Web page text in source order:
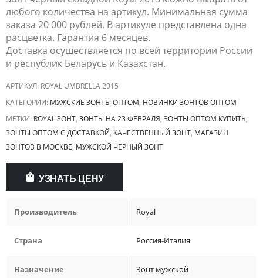
любого количества на артикул. Минимальная сумма
заказа 20 000 рублей. В артикуле представлена одна
расцветка. Гарантия 6 месяцев.
Доставка осуществляется по всей территории России
и республик Беларусь и Казахстан.
АРТИКУЛ: ROYAL UMBRELLA 2015
КАТЕГОРИИ: МУЖСКИЕ ЗОНТЫ ОПТОМ, НОВИНКИ ЗОНТОВ ОПТОМ
МЕТКИ: ROYAL ЗОНТ, ЗОНТЫ НА 23 ФЕВРАЛЯ, ЗОНТЫ ОПТОМ КУПИТЬ,
ЗОНТЫ ОПТОМ С ДОСТАВКОЙ, КАЧЕСТВЕННЫЙ ЗОНТ, МАГАЗИН
ЗОНТОВ В МОСКВЕ, МУЖСКОЙ ЧЕРНЫЙ ЗОНТ
УЗНАТЬ ЦЕНУ
Производитель Royal
Страна Россия-Италия
Назначение Зонт мужской